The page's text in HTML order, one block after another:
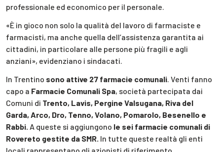
professionale ed economico per il personale.
«È in gioco non solo la qualità del lavoro di farmaciste e
farmacisti, ma anche quella dell’assistenza garantita ai
cittadini, in particolare alle persone più fragili e agli
anziani», evidenziano i sindacati.
In Trentino sono attive 27 farmacie comunali . Venti fanno
capo a Farmacie Comunali Spa, società partecipata dai
Comuni di Trento, Lavis, Pergine Valsugana, Riva del
Garda, Arco, Dro, Tenno, Volano, Pomarolo, Besenello e
Rabbi. A queste si aggiungono le sei farmacie comunali di
Rovereto gestite da SMR. In tutte queste realtà gli enti
locali rappresentano gli azionisti di riferimento.